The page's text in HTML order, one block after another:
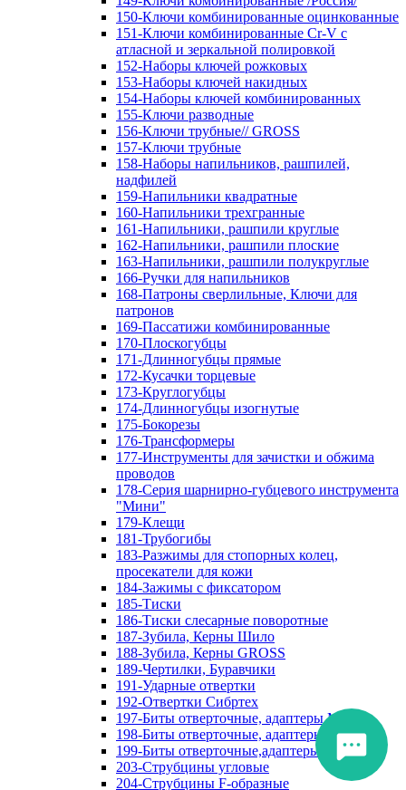
150-Ключи комбинированные оцинкованные
151-Ключи комбинированные Cr-V с
атласной и зеркальной полировкой
152-Наборы ключей рожковых
153-Наборы ключей накидных
154-Наборы ключей комбинированных
155-Ключи разводные
156-Ключи трубные// GROSS
157-Ключи трубные
158-Наборы напильников, рашпилей,
надфилей
159-Напильники квадратные
160-Напильники трехгранные
161-Напильники, рашпили круглые
162-Напильники, рашпили плоские
163-Напильники, рашпили полукруглые
166-Ручки для напильников
168-Патроны сверлильные, Ключи для
патронов
169-Пассатижи комбинированные
170-Плоскогубцы
171-Длинногубцы прямые
172-Кусачки торцевые
173-Круглогубцы
174-Длинногубцы изогнутые
175-Бокорезы
176-Трансформеры
177-Инструменты для зачистки и обжима
проводов
178-Серия шарнирно-губцевого инструмента
"Мини"
179-Клещи
181-Трубогибы
183-Разжимы для стопорных колец,
просекатели для кожи
184-Зажимы с фиксатором
185-Тиски
186-Тиски слесарные поворотные
187-Зубила, Керны Шило
188-Зубила, Керны GROSS
189-Чертилки, Буравчики
191-Ударные отвертки
192-Отвертки Сибртех
197-Биты отверточные, адаптеры Matrix
198-Биты отверточные, адаптеры Прочие
199-Биты отверточные,адаптеры Сибртех
203-Струбцины угловые
204-Струбцины F-образные